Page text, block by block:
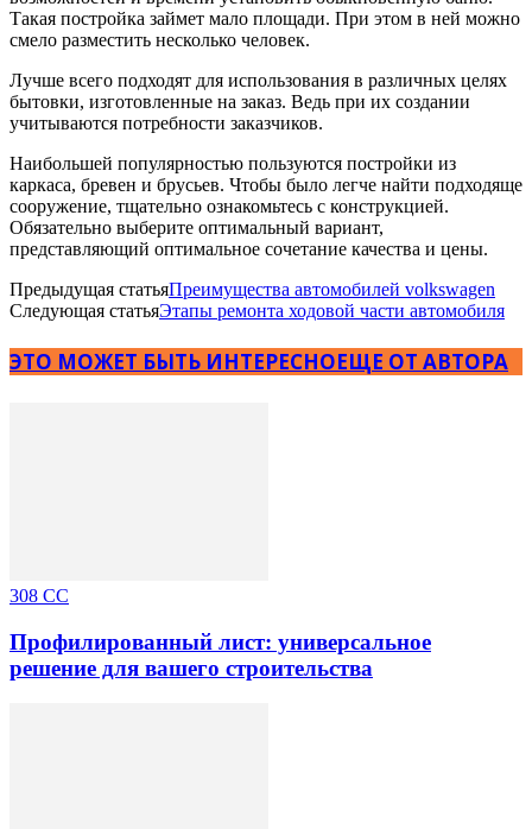
Такая постройка займет мало площади. При этом в ней можно
смело разместить несколько человек.
Лучше всего подходят для использования в различных целях
бытовки, изготовленные на заказ. Ведь при их создании
учитываются потребности заказчиков.
Наибольшей популярностью пользуются постройки из
каркаса, бревен и брусьев. Чтобы было легче найти подходяще
сооружение, тщательно ознакомьтесь с конструкцией.
Обязательно выберите оптимальный вариант,
представляющий оптимальное сочетание качества и цены.
Предыдущая статьяПреимущества автомобилей volkswagen
Следующая статьяЭтапы ремонта ходовой части автомобиля
ЭТО МОЖЕТ БЫТЬ ИНТЕРЕСНОЕЩЕ ОТ АВТОРА
308 CC
Профилированный лист: универсальное
решение для вашего строительства